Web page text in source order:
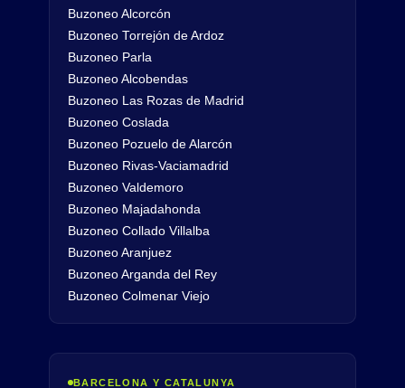
Buzoneo Alcorcón
Buzoneo Torrejón de Ardoz
Buzoneo Parla
Buzoneo Alcobendas
Buzoneo Las Rozas de Madrid
Buzoneo Coslada
Buzoneo Pozuelo de Alarcón
Buzoneo Rivas-Vaciamadrid
Buzoneo Valdemoro
Buzoneo Majadahonda
Buzoneo Collado Villalba
Buzoneo Aranjuez
Buzoneo Arganda del Rey
Buzoneo Colmenar Viejo
BARCELONA Y CATALUNYA